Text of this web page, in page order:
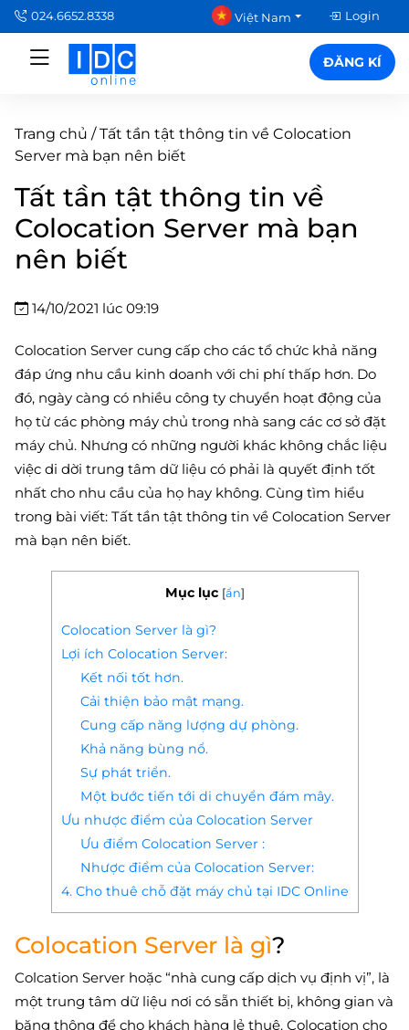
024.6652.8338 Việt Nam Login
ĐĂNG KÍ
Trang chủ /Tất tần tật thông tin về Colocation
Server mà bạn nên biết
Tất tần tật thông tin về
Colocation Server mà bạn
nên biết
14/10/2021 lúc 09:19
Colocation Server cung cấp cho các tổ chức khả năng
đáp ứng nhu cầu kinh doanh với chi phí thấp hơn. Do
đó, ngày càng có nhiều công ty chuyển hoạt động của
họ từ các phòng máy chủ trong nhà sang các cơ sở đặt
máy chủ. Nhưng có những người khác không chắc liệu
việc di dời trung tâm dữ liệu có phải là quyết định tốt
nhất cho nhu cầu của họ hay không. Cùng tìm hiểu
trong bài viết: Tất tần tật thông tin về Colocation Server
mà bạn nên biết.
Mục lục [ẩn]
Colocation Server là gì?
Lợi ích Colocation Server:
Kết nối tốt hơn.
Cải thiện bảo mật mạng.
Cung cấp năng lượng dự phòng.
Khả năng bùng nổ.
Sự phát triển.
Một bước tiến tới di chuyển đám mây.
Ưu nhược điểm của Colocation Server
Ưu điểm Colocation Server :
Nhược điểm của Colocation Server:
4. Cho thuê chỗ đặt máy chủ tại IDC Online
Colocation Server là gì?
Colcation Server hoặc “nhà cung cấp dịch vụ định vị”, là
một trung tâm dữ liệu nơi có sẵn thiết bị, không gian và
băng thông để cho khách hàng lẻ thuê. Colocation cho